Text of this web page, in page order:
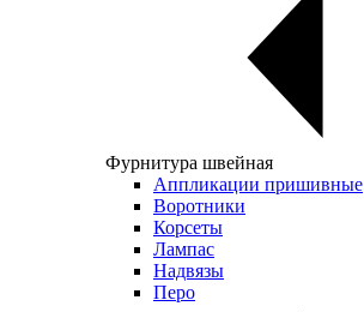
Фурнитура швейная
Аппликации пришивные
Воротники
Корсеты
Лампас
Надвязы
Перо